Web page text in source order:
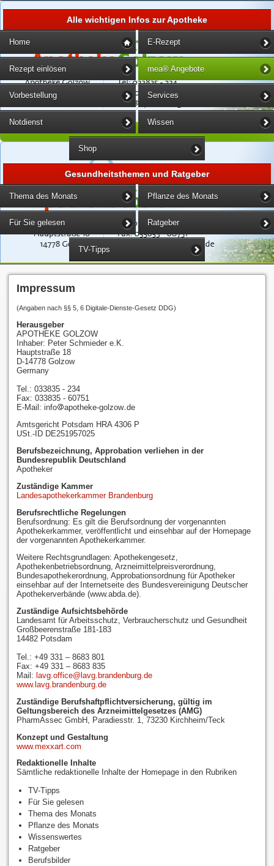
Alle wichtigen Infos zur Apotheke
Home E-Rezept
Rezept einlösen mea® Angebote
Vorbestellung Services
Notdienst Wissen
Shop
Gesundheitsthemen und Ratgeber
Thema des Monats Pflanze des Monats
Für Sie gelesen Ratgeber
TV-Tipps
Impressum
(Angaben nach §§ 5, 6 Digitale-Dienste-Gesetz DDG)
Herausgeber
APOTHEKE GOLZOW
Inhaber: Peter Schmieder e.K.
Hauptstraße 18
D-14778 Golzow
Germany
Tel.: 033835 - 234
Fax: 033835 - 60751
E-Mail: info
apotheke-golzow de
Amtsgericht Potsdam HRA 4306 P
USt.-ID DE251957025
Berufsbezeichnung, Approbation verliehen in der
Bundesrepublik Deutschland
Apotheker
Zuständige Kammer
Landesapothekerkammer Brandenburg
Berufsrechtliche Regelungen
Berufsordnung: Es gilt die Berufsordnung der vorgenannten
Apothekerkammer, veröffentlicht und einsehbar auf der Homepage
der vorgenannten Apothekerkammer.
Weitere Rechtsgrundlagen: Apothekengesetz,
Apothekenbetriebsordnung, Arzneimittelpreisverordnung,
Bundesapothekerordnung, Approbationsordnung für Apotheker
einsehbar auf der Internetseite des Bundesvereinigung Deutscher
Apothekerverbände (www.abda.de).
Zuständige Aufsichtsbehörde
Landesamt für Arbeitsschutz, Verbraucherschutz und Gesundheit
Großbeerenstraße 181-183
14482 Potsdam
Tel.: +49 331 – 8683 801
Fax: +49 331 – 8683 835
Mail: lavg.office@lavg.brandenburg.de
www.lavg.brandenburg.de
Zuständige Berufshaftpflichtversicherung, gültig im
Geltungsbereich des Arzneimittelgesetzes (AMG)
PharmAssec GmbH, Paradiesstr. 1, 73230 Kirchheim/Teck
Konzept und Gestaltung
www.mexxart.com
Redaktionelle Inhalte
Sämtliche redaktionelle Inhalte der Homepage in den Rubriken
TV-Tipps
Für Sie gelesen
Thema des Monats
Pflanze des Monats
Wissenswertes
Ratgeber
Berufsbilder